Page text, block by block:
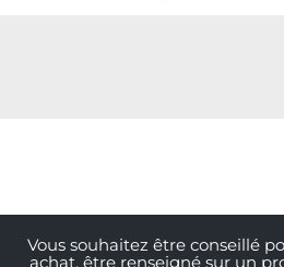
Vous souhaitez être conseillé
achat, être renseigné sur un